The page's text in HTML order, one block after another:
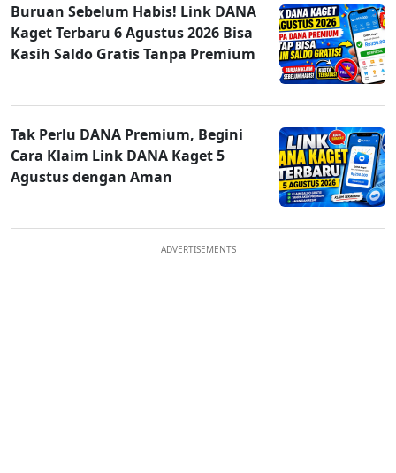
Buruan Sebelum Habis! Link DANA
Kaget Terbaru 6 Agustus 2026 Bisa
Kasih Saldo Gratis Tanpa Premium
Tak Perlu DANA Premium, Begini
Cara Klaim Link DANA Kaget 5
Agustus dengan Aman
ADVERTISEMENTS